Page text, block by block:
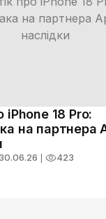
iPhone 18 Pro:
на партнера
30.06.26 ❘ 423